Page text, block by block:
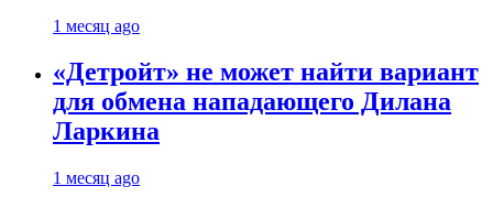
1 месяц ago
«Детройт» не может найти вариант
для обмена нападающего Дилана
Ларкина
1 месяц ago